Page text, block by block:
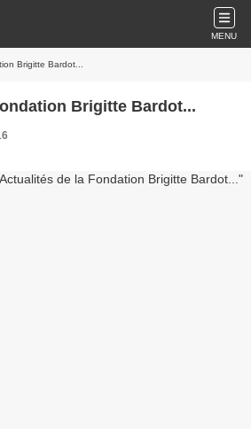
MENU
Brigitte Bardot...
Brigitte Bardot...